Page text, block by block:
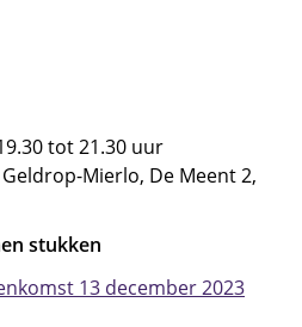
tot 21.30 uur
Mierlo, De Meent 2,
stukken
13 december 2023